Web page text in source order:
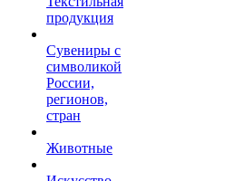
продукция
Сувениры с
символикой
России,
регионов,
стран
Животные